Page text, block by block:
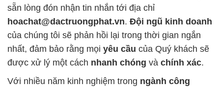
sẵn lòng đón nhận tin nhắn tới địa chỉ
hoachat@dactruongphat.vn. Đội ngũ kinh doanh
của chúng tôi sẽ phản hồi lại trong thời gian ngắn
nhất, đảm bảo rằng mọi yêu cầu của Quý khách sẽ
được xử lý một cách nhanh chóng và chính xác.
Với nhiều năm kinh nghiệm trong ngành công